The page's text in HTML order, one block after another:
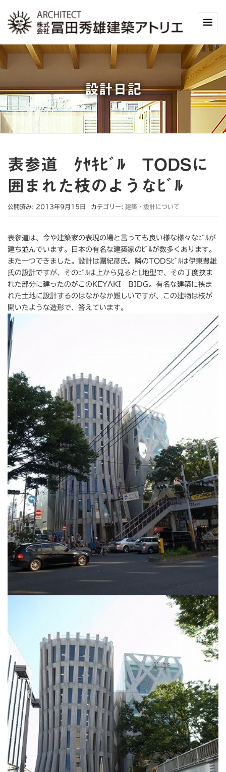
設計日記
表参道 ｹﾔｷﾋﾞﾙ TODSに
囲まれた枝のようなﾋﾞﾙ
公開済み: 2013年9月15日 カテゴリー: 建築・設計について
表参道は、今や建築家の表現の場と言っても良い様な様々なﾋﾞﾙが
建ち並んでいます。日本の有名な建築家のﾋﾞﾙが数多くあります。
また一つできました。設計は團紀彦氏。隣のTODSﾋﾞﾙは伊東豊雄
氏の設計ですが、そのﾋﾞﾙは上から見るとL地型で、その丁度挟ま
れた部分に建ったのがこのKEYAKI BIDG。有名な建築に挟ま
れた土地に設計するのはなかなか難しいですが、この建物は枝が
開いたような造形で、答えています。